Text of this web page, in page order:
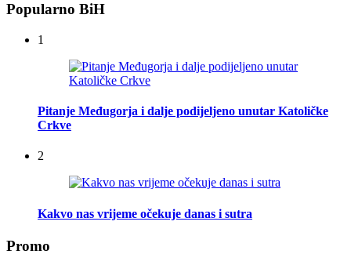
Popularno BiH
1
Pitanje Međugorja i dalje podijeljeno unutar Katoličke
Crkve
2
Kakvo nas vrijeme očekuje danas i sutra
Promo